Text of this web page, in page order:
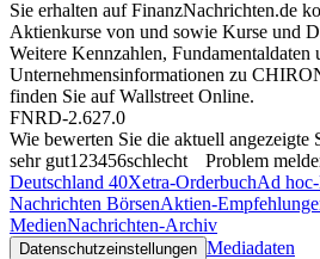
Sie erhalten auf FinanzNachrichten.de
Aktienkurse von und sowie Kurse und
Weitere Kennzahlen, Fundamentaldaten
Unternehmensinformationen zu
finden Sie aufWallstreet Online.
FNRD-2.627.0
Wie bewerten Sie die aktuell angezeigte
sehr gut1 23456schlecht
Problem
Deutschland 40Xetra-OrderbuchAd
Nachrichten BörsenAktien-
MedienNachrichten-Archiv
Datenschutzeinstellungen Mediadaten